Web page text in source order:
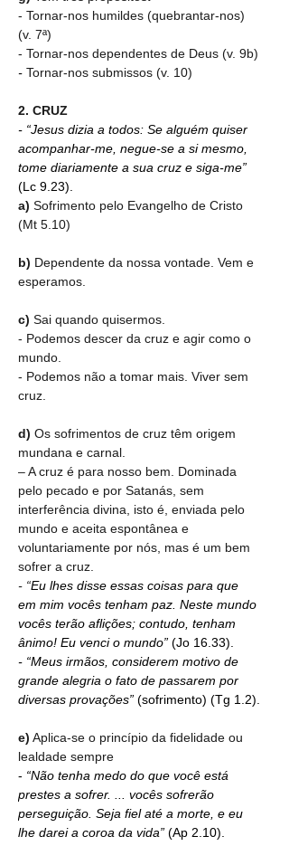
- Tornar-nos humildes (quebrantar-nos)
(v. 7ª)
- Tornar-nos dependentes de Deus (v. 9b)
- Tornar-nos submissos (v. 10)
2. CRUZ
- “Jesus dizia a todos: Se alguém quiser
acompanhar-me, negue-se a si mesmo,
tome diariamente a sua cruz e siga-me”
(Lc 9.23).
a) Sofrimento pelo Evangelho de Cristo
(Mt 5.10)
b) Dependente da nossa vontade. Vem e
esperamos.
c) Sai quando quisermos.
- Podemos descer da cruz e agir como o
mundo.
- Podemos não a tomar mais. Viver sem
cruz.
d) Os sofrimentos de cruz têm origem
mundana e carnal.
– A cruz é para nosso bem. Dominada
pelo pecado e por Satanás, sem
interferência divina, isto é, enviada pelo
mundo e aceita espontânea e
voluntariamente por nós, mas é um bem
sofrer a cruz.
- “Eu lhes disse essas coisas para que
em mim vocês tenham paz. Neste mundo
vocês terão aflições; contudo, tenham
ânimo! Eu venci o mundo” (Jo 16.33).
- “Meus irmãos, considerem motivo de
grande alegria o fato de passarem por
diversas provações” (sofrimento) (Tg 1.2).
e) Aplica-se o princípio da fidelidade ou
lealdade sempre
- “Não tenha medo do que você está
prestes a sofrer. ... vocês sofrerão
perseguição. Seja fiel até a morte, e eu
lhe darei a coroa da vida” (Ap 2.10).